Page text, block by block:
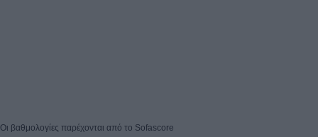
Οι βαθμολογίες παρέχονται από το Sofascore